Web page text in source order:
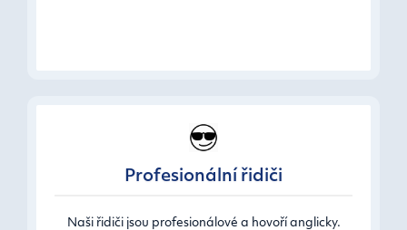
Profesionální řidiči
Naši řidiči jsou profesionálové a hovoří anglicky.